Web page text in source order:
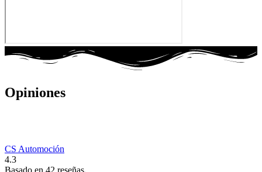
Opiniones
CS Automoción
4.3
Basado en 42 reseñas.